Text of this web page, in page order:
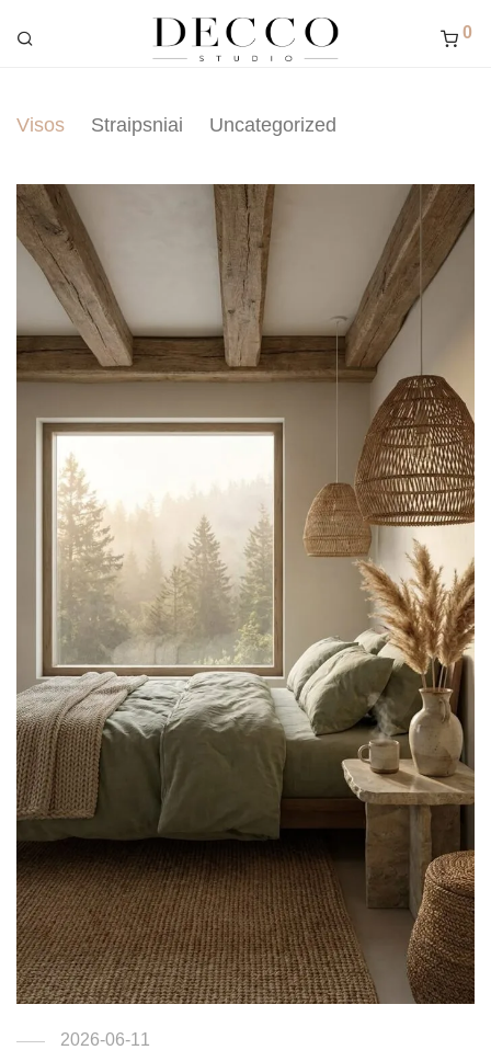
0
Visos Straipsniai Uncategorized
2026-06-11